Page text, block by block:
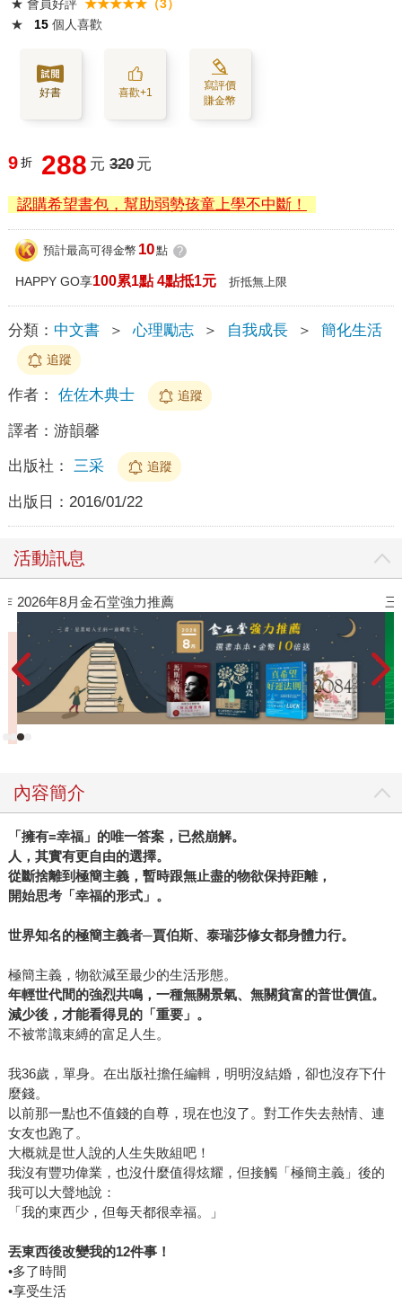
★ 會員好評 ★★★★★（3）
★
15 個人喜歡
好書 喜歡+1
寫評價
賺金幣
9 折 288 元 320 元
認購希望書包，幫助弱勢孩童上學不中斷！
預計最高可得金幣 10點 ?
HAPPY GO享100累1點 4點抵1元 折抵無上限
分類： 中文書 ＞ 心理勵志 ＞ 自我成長 ＞ 簡化生活
追蹤
作者： 佐佐木典士 追蹤
譯者： 游韻馨
出版社： 三采 追蹤
出版日： 2016/01/22
活動訊息
2026年8月金石堂強力推薦 三
內容簡介
「擁有=幸福」的唯一答案，已然崩解。
人，其實有更自由的選擇。
從斷捨離到極簡主義，暫時跟無止盡的物欲保持距離，
開始思考「幸福的形式」。
世界知名的極簡主義者─賈伯斯、泰瑞莎修女都身體力行。
極簡主義，物欲減至最少的生活形態。
年輕世代間的強烈共鳴，一種無關景氣、無關貧富的普世價值。
減少後，才能看得見的「重要」。
不被常識束縛的富足人生。
我36歲，單身。在出版社擔任編輯，明明沒結婚，卻也沒存下什
麼錢。
以前那一點也不值錢的自尊，現在也沒了。對工作失去熱情、連
女友也跑了。
大概就是世人說的人生失敗組吧！
我沒有豐功偉業，也沒什麼值得炫耀，但接觸「極簡主義」後的
我可以大聲地說：
「我的東西少，但每天都很幸福。」
丟東西後改變我的12件事！
•多了時間
•享受生活